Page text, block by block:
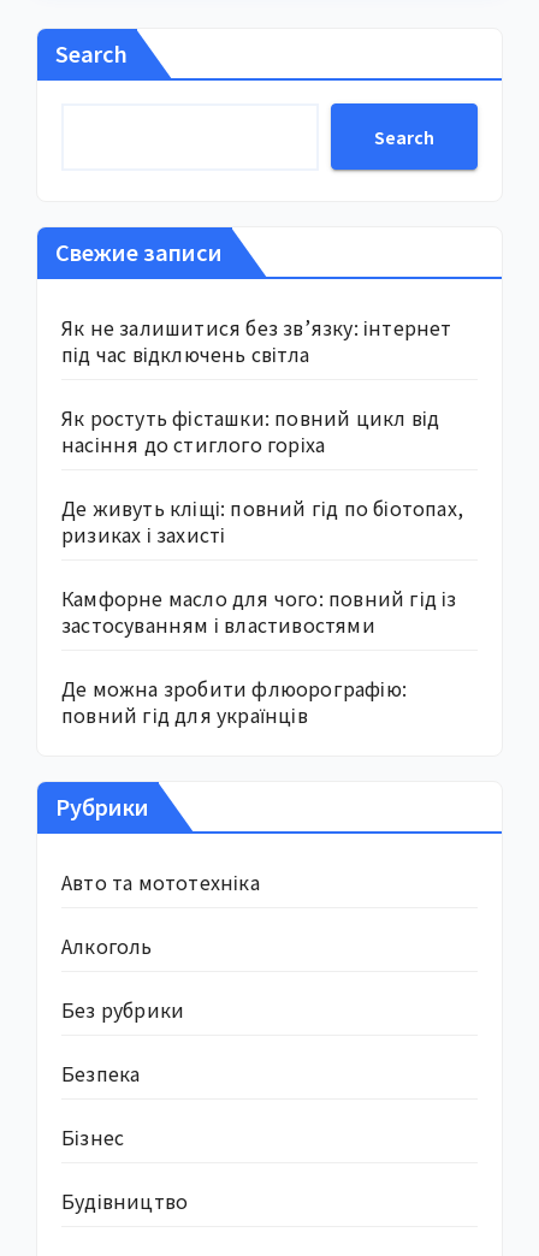
Search
Search
Свежие записи
Як не залишитися без зв’язку: інтернет
під час відключень світла
Як ростуть фісташки: повний цикл від
насіння до стиглого горіха
Де живуть кліщі: повний гід по біотопах,
ризиках і захисті
Камфорне масло для чого: повний гід із
застосуванням і властивостями
Де можна зробити флюорографію:
повний гід для українців
Рубрики
Авто та мототехніка
Алкоголь
Без рубрики
Безпека
Бізнес
Будівництво